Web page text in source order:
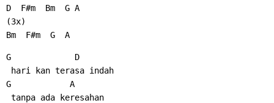
D  F#m  Bm  G A
(3x)
Bm  F#m  G  A
G             D
hari kan terasa indah
G            A
tanpa ada keresahan